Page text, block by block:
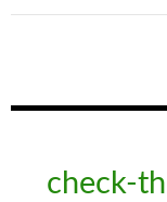
check-